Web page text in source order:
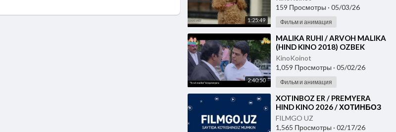
1:25:49
159 Просмотры · 05/03/26
Фильм и анимация
2:40:50
⁣MALIKA RUHI / ARVOH MALIKA
(HIND KINO 2018) OZBEK
TILIDA
KinoKoinot
1,059 Просмотры · 05/02/26
Фильм и анимация
⁣XOTINBOZ ER / PREMYERA
HIND KINO 2026 / ХОТИНБОЗ
ЭР УЗБЕК ТИЛИДА
FILMGO UZ
1,565 Просмотры · 02/17/26